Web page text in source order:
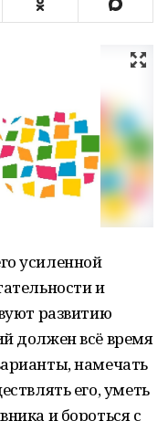
усиленной
и
развитию
должен всё время
намечать
его, уметь
и бороться с